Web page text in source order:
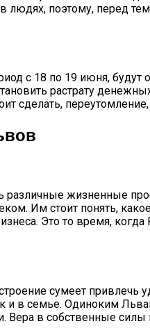
поэтому, перед
с 18 по 19 июня,
растрату
сделать,
различные жизненные
Им стоит понять,
Это то время,
сумеет привлечь
и в семье. Одиноким
Вера в собственные